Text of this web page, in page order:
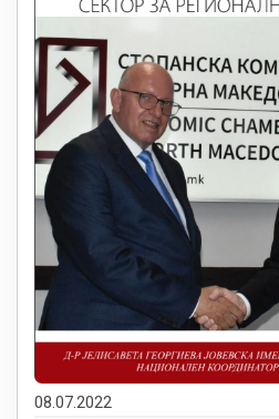
08.07.2022